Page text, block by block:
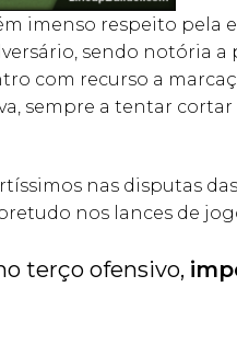
imenso respeito pela
sendo notória a
com recurso a
sempre a tentar
nas disputas
nos lances de
terço ofensivo,